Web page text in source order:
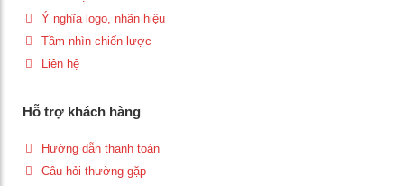
Ý nghĩa logo, nhãn hiệu
Tầm nhìn chiến lược
Liên hệ
Hỗ trợ khách hàng
Hướng dẫn thanh toán
Câu hỏi thường gặp